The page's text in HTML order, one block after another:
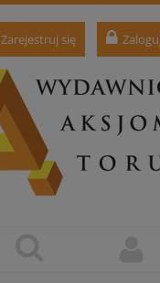
Zarejestruj się